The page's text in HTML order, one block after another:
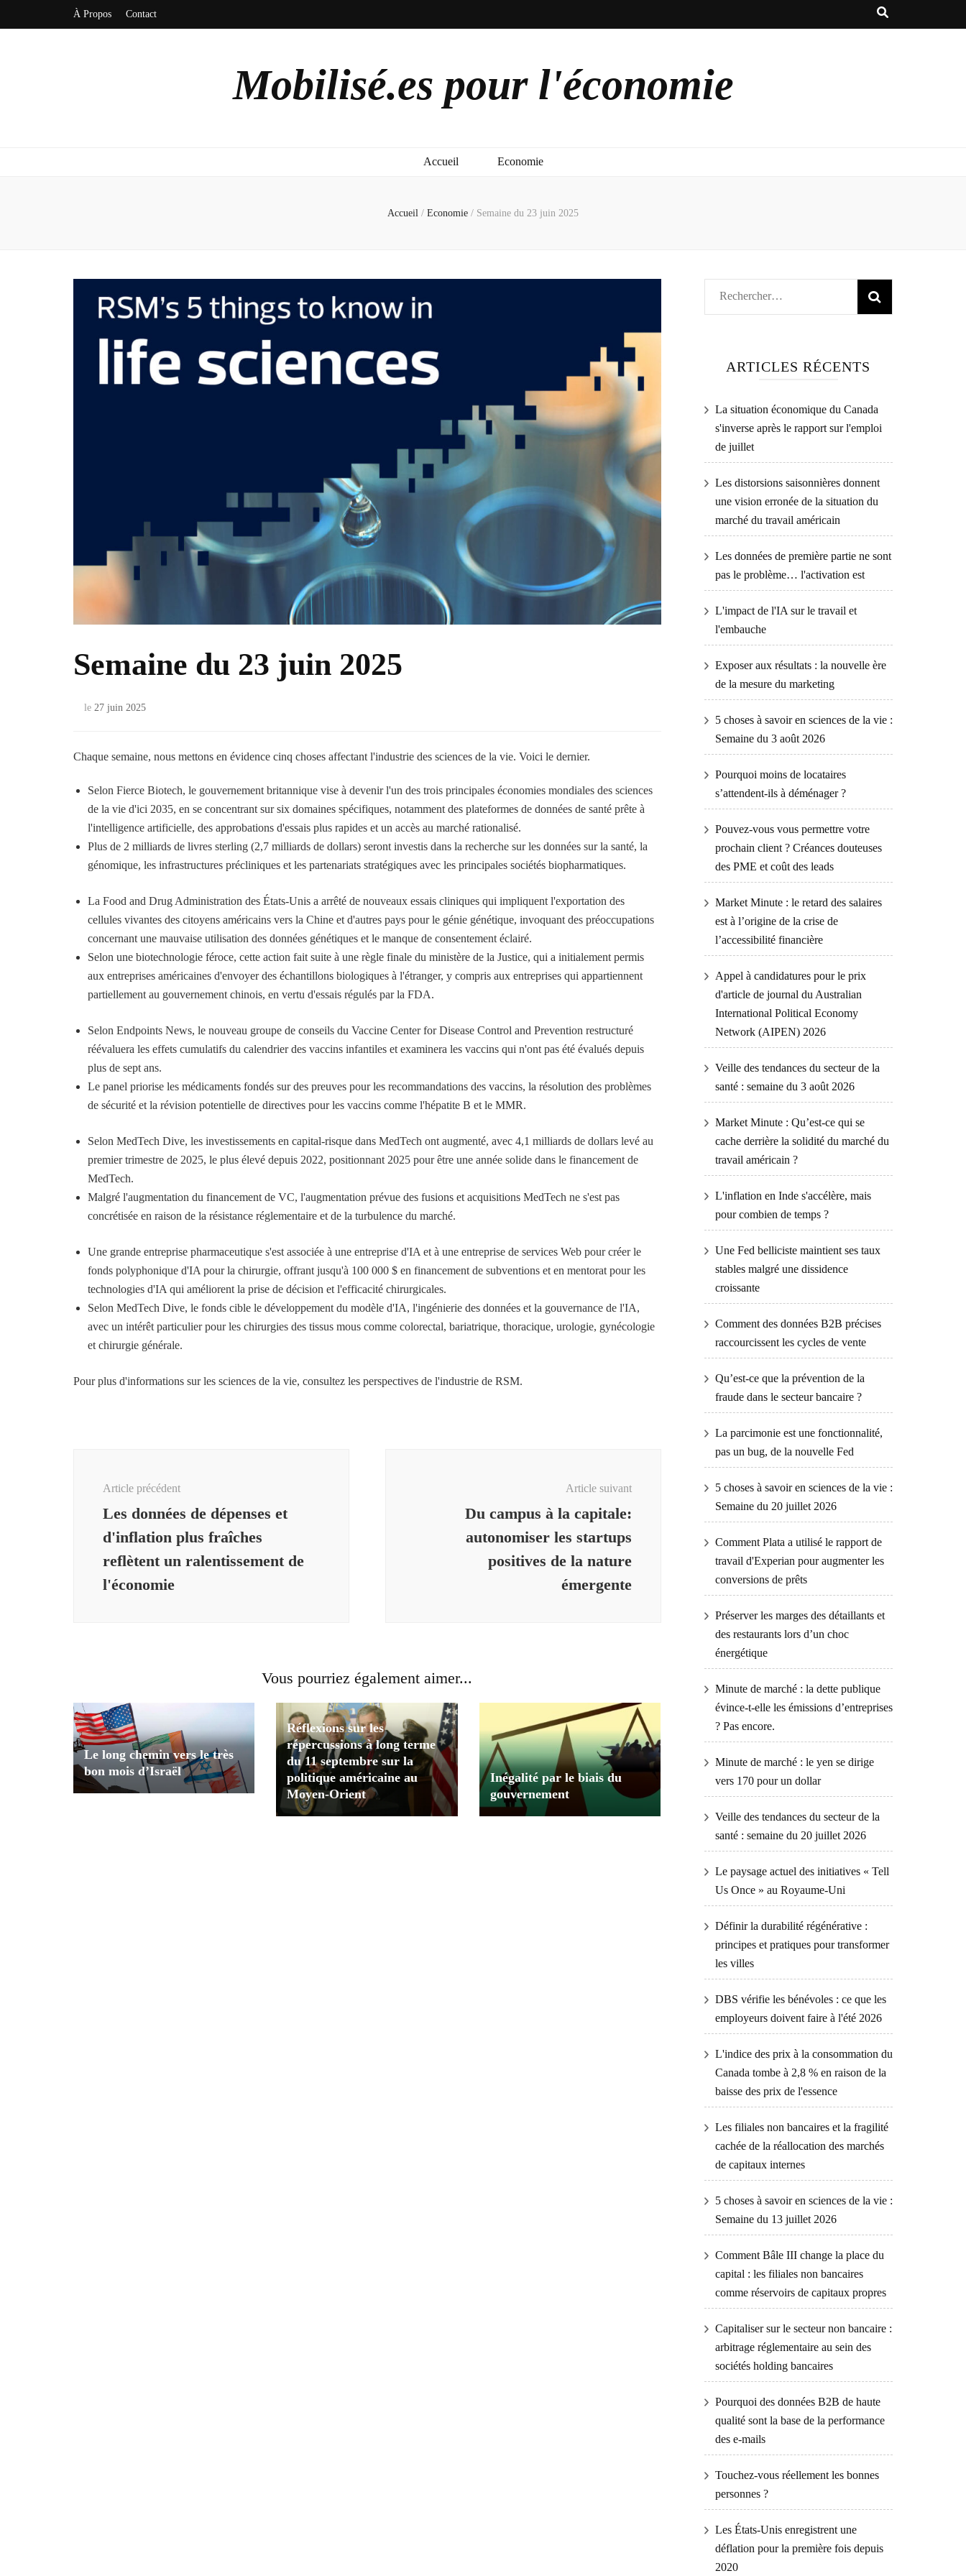
À Propos Contact
Mobilisé.es pour l'économie
Accueil Economie
Accueil / Economie / Semaine du 23 juin 2025
Semaine du 23 juin 2025
le 27 juin 2025
Chaque semaine, nous mettons en évidence cinq choses affectant l'industrie des sciences de la vie. Voici le dernier.
Selon Fierce Biotech, le gouvernement britannique vise à devenir l'un des trois principales économies mondiales des sciences
de la vie d'ici 2035, en se concentrant sur six domaines spécifiques, notamment des plateformes de données de santé prête à
l'intelligence artificielle, des approbations d'essais plus rapides et un accès au marché rationalisé.
Plus de 2 milliards de livres sterling (2,7 milliards de dollars) seront investis dans la recherche sur les données sur la santé, la
génomique, les infrastructures précliniques et les partenariats stratégiques avec les principales sociétés biopharmatiques.
La Food and Drug Administration des États-Unis a arrêté de nouveaux essais cliniques qui impliquent l'exportation des
cellules vivantes des citoyens américains vers la Chine et d'autres pays pour le génie génétique, invoquant des préoccupations
concernant une mauvaise utilisation des données génétiques et le manque de consentement éclairé.
Selon une biotechnologie féroce, cette action fait suite à une règle finale du ministère de la Justice, qui a initialement permis
aux entreprises américaines d'envoyer des échantillons biologiques à l'étranger, y compris aux entreprises qui appartiennent
partiellement au gouvernement chinois, en vertu d'essais régulés par la FDA.
Selon Endpoints News, le nouveau groupe de conseils du Vaccine Center for Disease Control and Prevention restructuré
réévaluera les effets cumulatifs du calendrier des vaccins infantiles et examinera les vaccins qui n'ont pas été évalués depuis
plus de sept ans.
Le panel priorise les médicaments fondés sur des preuves pour les recommandations des vaccins, la résolution des problèmes
de sécurité et la révision potentielle de directives pour les vaccins comme l'hépatite B et le MMR.
Selon MedTech Dive, les investissements en capital-risque dans MedTech ont augmenté, avec 4,1 milliards de dollars levé au
premier trimestre de 2025, le plus élevé depuis 2022, positionnant 2025 pour être une année solide dans le financement de
MedTech.
Malgré l'augmentation du financement de VC, l'augmentation prévue des fusions et acquisitions MedTech ne s'est pas
concrétisée en raison de la résistance réglementaire et de la turbulence du marché.
Une grande entreprise pharmaceutique s'est associée à une entreprise d'IA et à une entreprise de services Web pour créer le
fonds polyphonique d'IA pour la chirurgie, offrant jusqu'à 100 000 $ en financement de subventions et en mentorat pour les
technologies d'IA qui améliorent la prise de décision et l'efficacité chirurgicales.
Selon MedTech Dive, le fonds cible le développement du modèle d'IA, l'ingénierie des données et la gouvernance de l'IA,
avec un intérêt particulier pour les chirurgies des tissus mous comme colorectal, bariatrique, thoracique, urologie, gynécologie
et chirurgie générale.
Pour plus d'informations sur les sciences de la vie, consultez les perspectives de l'industrie de RSM.
Article précédent
Les données de dépenses et
d'inflation plus fraîches
reflètent un ralentissement de
l'économie
Article suivant
Du campus à la capitale:
autonomiser les startups
positives de la nature
émergente
Vous pourriez également aimer...
Le long chemin vers le très
bon mois d’Israël
Réflexions sur les
répercussions à long terme
du 11 septembre sur la
politique américaine au
Moyen-Orient
Inégalité par le biais du
gouvernement
Rechercher :
ARTICLES RÉCENTS
La situation économique du Canada
s'inverse après le rapport sur l'emploi
de juillet
Les distorsions saisonnières donnent
une vision erronée de la situation du
marché du travail américain
Les données de première partie ne sont
pas le problème… l'activation est
L'impact de l'IA sur le travail et
l'embauche
Exposer aux résultats : la nouvelle ère
de la mesure du marketing
5 choses à savoir en sciences de la vie :
Semaine du 3 août 2026
Pourquoi moins de locataires
s’attendent-ils à déménager ?
Pouvez-vous vous permettre votre
prochain client ? Créances douteuses
des PME et coût des leads
Market Minute : le retard des salaires
est à l’origine de la crise de
l’accessibilité financière
Appel à candidatures pour le prix
d'article de journal du Australian
International Political Economy
Network (AIPEN) 2026
Veille des tendances du secteur de la
santé : semaine du 3 août 2026
Market Minute : Qu’est-ce qui se
cache derrière la solidité du marché du
travail américain ?
L'inflation en Inde s'accélère, mais
pour combien de temps ?
Une Fed belliciste maintient ses taux
stables malgré une dissidence
croissante
Comment des données B2B précises
raccourcissent les cycles de vente
Qu’est-ce que la prévention de la
fraude dans le secteur bancaire ?
La parcimonie est une fonctionnalité,
pas un bug, de la nouvelle Fed
5 choses à savoir en sciences de la vie :
Semaine du 20 juillet 2026
Comment Plata a utilisé le rapport de
travail d'Experian pour augmenter les
conversions de prêts
Préserver les marges des détaillants et
des restaurants lors d’un choc
énergétique
Minute de marché : la dette publique
évince-t-elle les émissions d’entreprises
? Pas encore.
Minute de marché : le yen se dirige
vers 170 pour un dollar
Veille des tendances du secteur de la
santé : semaine du 20 juillet 2026
Le paysage actuel des initiatives « Tell
Us Once » au Royaume-Uni
Définir la durabilité régénérative :
principes et pratiques pour transformer
les villes
DBS vérifie les bénévoles : ce que les
employeurs doivent faire à l'été 2026
L'indice des prix à la consommation du
Canada tombe à 2,8 % en raison de la
baisse des prix de l'essence
Les filiales non bancaires et la fragilité
cachée de la réallocation des marchés
de capitaux internes
5 choses à savoir en sciences de la vie :
Semaine du 13 juillet 2026
Comment Bâle III change la place du
capital : les filiales non bancaires
comme réservoirs de capitaux propres
Capitaliser sur le secteur non bancaire :
arbitrage réglementaire au sein des
sociétés holding bancaires
Pourquoi des données B2B de haute
qualité sont la base de la performance
des e-mails
Touchez-vous réellement les bonnes
personnes ?
Les États-Unis enregistrent une
déflation pour la première fois depuis
2020